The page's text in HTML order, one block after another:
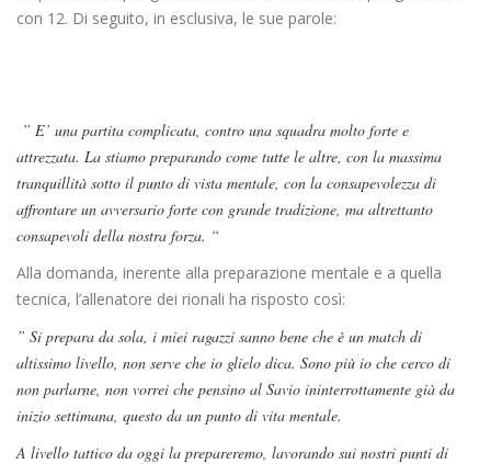
con 12. Di seguito, in esclusiva, le sue parole:
” E’ una partita complicata, contro una squadra molto forte e
attrezzata. La stiamo preparando come tutte le altre, con la massima
tranquillità sotto il punto di vista mentale, con la consapevolezza di
affrontare un avversario forte con grande tradizione, ma altrettanto
consapevoli della nostra forza. “
Alla domanda, inerente alla preparazione mentale e a quella
tecnica, l’allenatore dei rionali ha risposto così:
” Si prepara da sola, i miei ragazzi sanno bene che è un match di
altissimo livello, non serve che io glielo dica. Sono più io che cerco di
non parlarne, non vorrei che pensino al Savio ininterrottamente già da
inizio settimana, questo da un punto di vita mentale.
A livello tattico da oggi la prepareremo, lavorando sui nostri punti di